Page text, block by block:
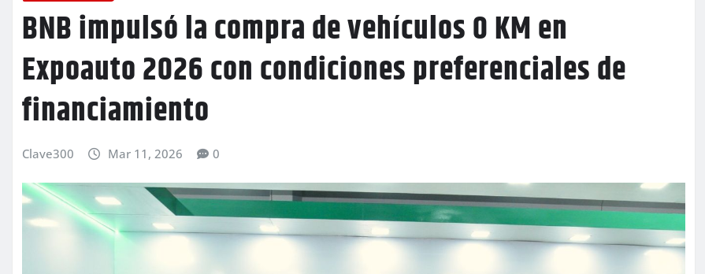
BNB impulsó la compra de vehículos 0 KM en
Expoauto 2026 con condiciones preferenciales de
financiamiento
Clave300 Mar 11, 2026 0